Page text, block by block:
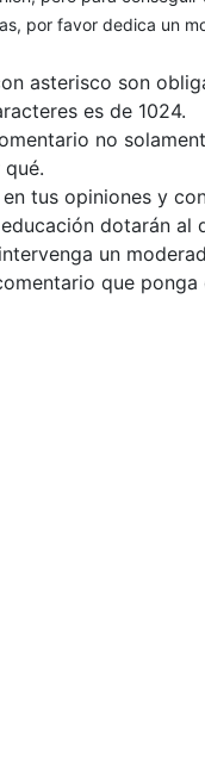
por favor dedica un
asterisco son
es de 1024.
no
tus opiniones y
dotarán al
un
que